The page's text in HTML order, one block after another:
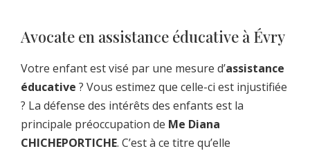
Avocate en assistance éducative à Évry
Votre enfant est visé par une mesure d’assistance
éducative ? Vous estimez que celle-ci est injustifiée
? La défense des intérêts des enfants est la
principale préoccupation de Me Diana
CHICHEPORTICHE. C’est à ce titre qu’elle